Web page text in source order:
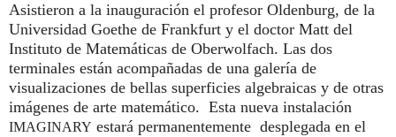
Asistieron a la inauguración el profesor Oldenburg, de la
Universidad Goethe de Frankfurt y el doctor Matt del
Instituto de Matemáticas de Oberwolfach. Las dos
terminales están acompañadas de una galería de
visualizaciones de bellas superficies algebraicas y de otras
imágenes de arte matemático. Esta nueva instalación
IMAGINARY estará permanentemente desplegada en el